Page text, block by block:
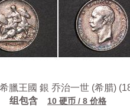
臘王國 銀 乔治一世 (希腊)
组包含
10 硬币 / 8 价格